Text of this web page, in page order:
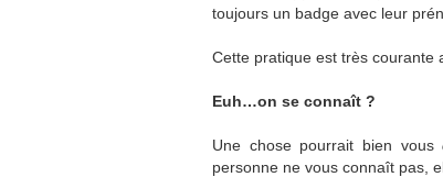
toujours un badge avec leur
Cette pratique est très courante
Euh…on se connaît ?
Une chose pourrait bien vous
personne ne vous connaît pas,